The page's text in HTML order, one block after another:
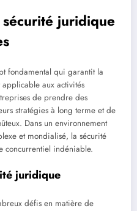
sécurité juridique
fondamental qui garantit la
aux activités
de prendre des
stratégies à long terme et de
Dans un environnement
et mondialisé, la sécurité
concurrentiel indéniable.
juridique
défis en matière de